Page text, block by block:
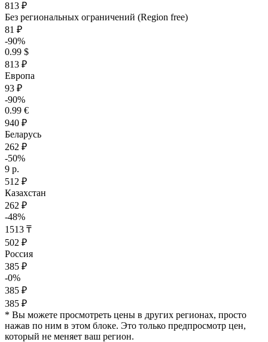
813 ₽
Без региональных ограничений (Region free)
81 ₽
-90%
0.99 $
813 ₽
Европа
93 ₽
-90%
0.99 €
940 ₽
Беларусь
262 ₽
-50%
9 р.
512 ₽
Казахстан
262 ₽
-48%
1513 ₸
502 ₽
Россия
385 ₽
-0%
385 ₽
385 ₽
* Вы можете просмотреть цены в других регионах, просто
нажав по ним в этом блоке. Это только предпросмотр цен,
который не меняет ваш регион.